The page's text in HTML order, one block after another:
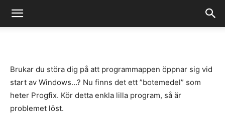
Brukar du störa dig på att programmappen öppnar sig vid
start av Windows…? Nu finns det ett ”botemedel” som
heter Progfix. Kör detta enkla lilla program, så är
problemet löst.